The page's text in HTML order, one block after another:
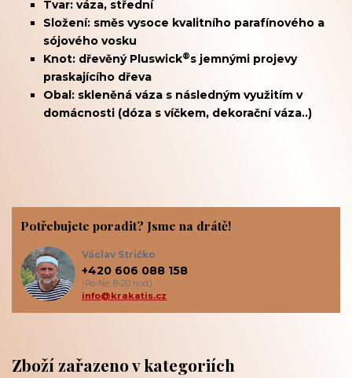
Tvar: váza, střední
Složení: směs vysoce kvalitního parafínového a
sójového vosku
Knot: dřevěný Pluswick®s jemnými projevy
praskajícího dřeva
Obal: skleněná váza s následným využitím v
domácnosti (dóza s víčkem, dekorační váza..)
Zboží zařazeno v kategoriích
Potřebujete poradit? Jsme na drátě!
Václav Stričko
+420 606 088 158
(Po-Ne, 8-20 hod.)
info@krakatis.cz